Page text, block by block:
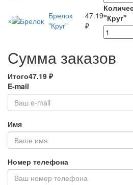
×
Брелок
"Круг"
47.19
₽
"Круг"
Сумма заказов
Итого47.19 ₽
E-mail
Имя
Номер телефона